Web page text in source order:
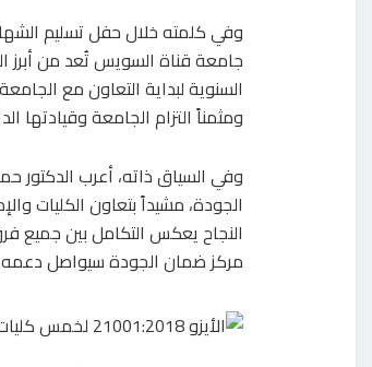
وفي كلمته خلال حفل تسليم
جامعة قناة السويس تُعد من أبرز
ومثمناً التزام الجامعة وقيادتها
وفي السياق ذاته، أعرب الدكتور
الجودة، مشيداً بتعاون الكليات
النجاح يعكس التكامل بين جميع
مركز ضمان الجودة سيواصل دعمه